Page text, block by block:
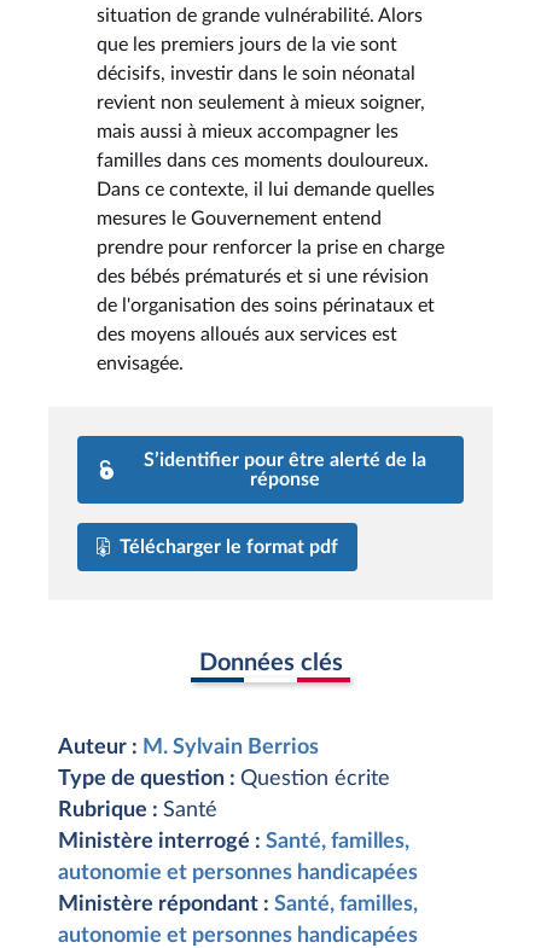
situation de grande vulnérabilité. Alors
que les premiers jours de la vie sont
décisifs, investir dans le soin néonatal
revient non seulement à mieux soigner,
mais aussi à mieux accompagner les
familles dans ces moments douloureux.
Dans ce contexte, il lui demande quelles
mesures le Gouvernement entend
prendre pour renforcer la prise en charge
des bébés prématurés et si une révision
de l'organisation des soins périnataux et
des moyens alloués aux services est
envisagée.
S’identifier pour être alerté de la
réponse
Télécharger le format pdf
Données clés
Auteur : M. Sylvain Berrios
Type de question : Question écrite
Rubrique : Santé
Ministère interrogé : Santé, familles,
autonomie et personnes handicapées
Ministère répondant : Santé, familles,
autonomie et personnes handicapées